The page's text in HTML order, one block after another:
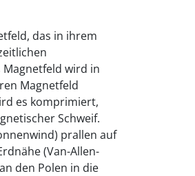
das in ihrem
Magnetfeld wird in
Magnetfeld
es komprimiert,
Schweif.
prallen auf
(Van-Allen-
den Polen in die